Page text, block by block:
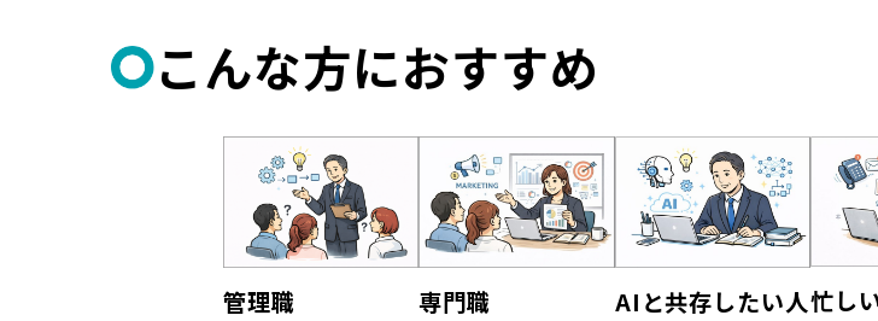
こんな方におすすめ
管理職 専門職 AIと共存したい人忙し